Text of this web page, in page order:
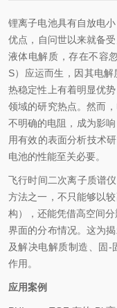
锂离子电池具有自放电小
优点，自问世以来就备
液体电解质，存在不容
S）应运而生，因其电
热稳定性上有着明显优势
领域的研究热点。然
不明确的电阻，成为影
用有效的表面分析技术研
电池的性能至关必要。
飞行时间二次离子质谱
方法之一，不只能够
构），还能凭借高空
界面的分布情况。这为
及解决电解质制造
作用。
应用案例